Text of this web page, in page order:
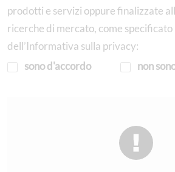
prodotti e servizi oppure finalizzate
ricerche di mercato, come
dell’Informativa sulla privacy:
sono d'accordo
non